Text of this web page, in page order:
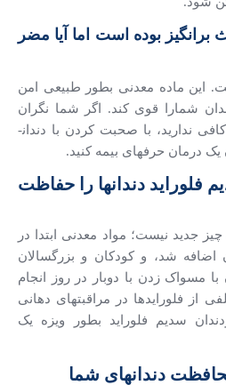
برانگیز بوده است اما آیا مضر
این ماده معدنی بطور طبیعی امن
شمارا قوی کند. اگر شما نگران
هستید که فلوراید به اندازه کافی ندارید، با صحبت کردن با دندان­
درمان حرفه­ای بیمه کنید.
فلوراید دندانها را حفاظت
جدید نیست؛ مواد معدنی ابتدا در
شد، و کودکان و بزرگسالان
مسواک زدن با دوبار در روز انجام
از فلورایدها در مراقبت­های دهانی
سدیم فلوراید بطور ویزه یک
دندانهای شما